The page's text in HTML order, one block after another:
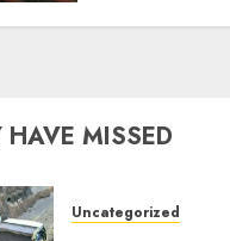
MISSED
Uncategorized